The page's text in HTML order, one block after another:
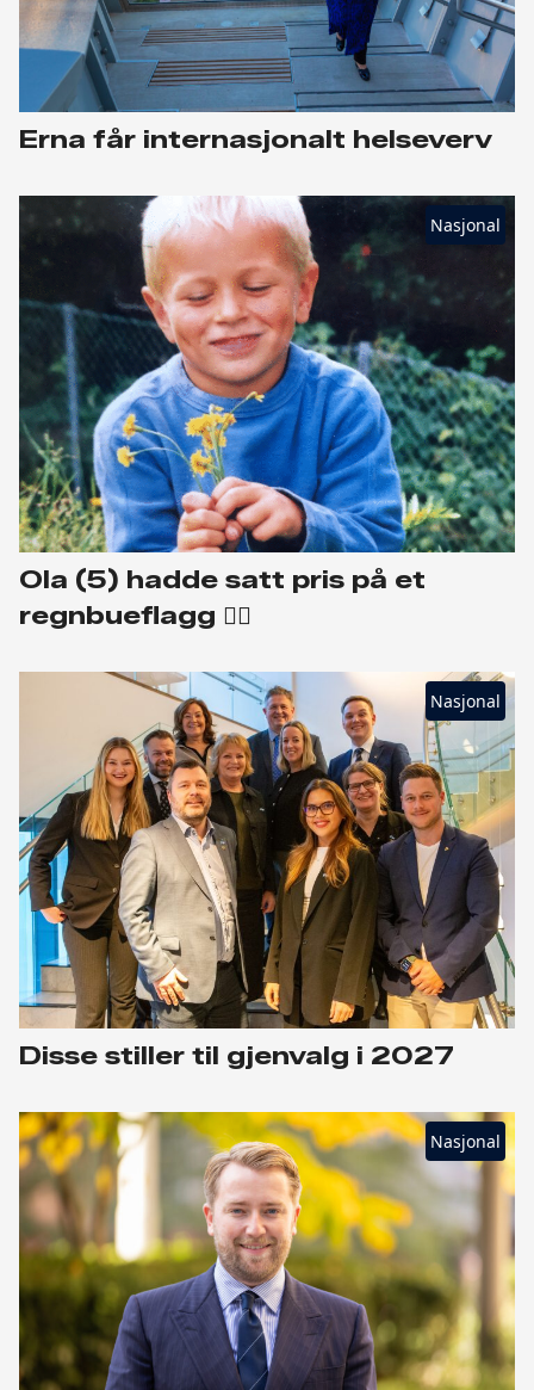
Erna får internasjonalt helseverv
Nasjonal
Ola (5) hadde satt pris på et
regnbueflagg 🏳️‍🌈
Nasjonal
Disse stiller til gjenvalg i 2027
Nasjonal